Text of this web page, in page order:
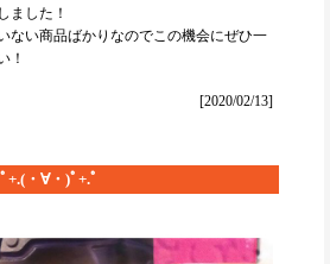
ました！
ない商品ばかりなのでこの機会にぜひ一
！
[2020/02/13]
+.(・∀・)ﾟ+.ﾟ